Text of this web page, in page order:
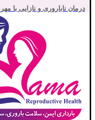
درمان ناباروری و نازایی با